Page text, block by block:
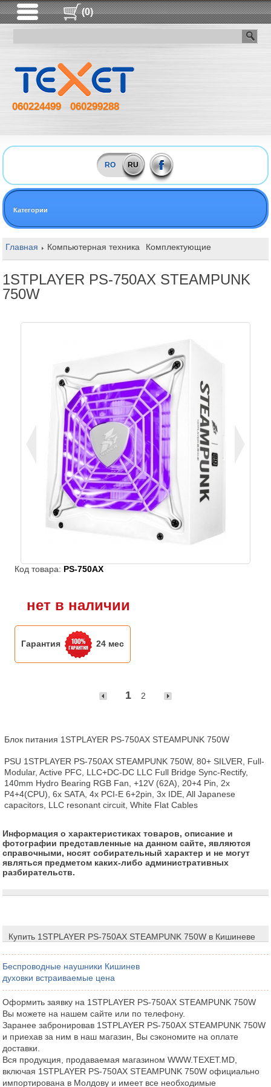
(0)
060224499 060299288
RO RU
Категории
Главная Компьютерная техника Комплектующие
1STPLAYER PS-750AX STEAMPUNK
750W
Код товара: PS-750AX
нет в наличии
Гарантия 24 мес
1 2
Блок питания 1STPLAYER PS-750AX STEAMPUNK 750W
PSU 1STPLAYER PS-750AX STEAMPUNK 750W, 80+ SILVER, Full-
Modular, Active PFC, LLC+DC-DC LLC Full Bridge Sync-Rectify,
140mm Hydro Bearing RGB Fan, +12V (62A), 20+4 Pin, 2x
P4+4(CPU), 6x SATA, 4x PCI-E 6+2pin, 3x IDE, All Japanese
capacitors, LLC resonant circuit, White Flat Cables
Информация о характеристиках товаров, описание и
фотографии представленные на данном сайте, являются
справочными, носят собирательный характер и не могут
являться предметом каких-либо административных
разбирательств.
Купить 1STPLAYER PS-750AX STEAMPUNK 750W в Кишиневе
Беспроводные наушники Кишинев
духовки встраиваемые цена
Оформить заявку на 1STPLAYER PS-750AX STEAMPUNK 750W
Вы можете на нашем сайте или по телефону.
Заранее забронировав 1STPLAYER PS-750AX STEAMPUNK 750W
и приехав за ним в наш магазин, Вы сэкономите на оплате
доставки.
Вся продукция, продаваемая магазином WWW.TEXET.MD,
включая 1STPLAYER PS-750AX STEAMPUNK 750W официально
импортирована в Молдову и имеет все необходимые